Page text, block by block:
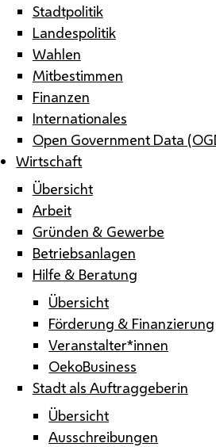
Stadtpolitik
Landespolitik
Wahlen
Mitbestimmen
Finanzen
Internationales
Open Government Data
Wirtschaft
Übersicht
Arbeit
Gründen & Gewerbe
Betriebsanlagen
Hilfe & Beratung
Übersicht
Förderung & Finanzierung
Veranstalter*innen
OekoBusiness
Stadt als Auftraggeberin
Übersicht
Ausschreibungen